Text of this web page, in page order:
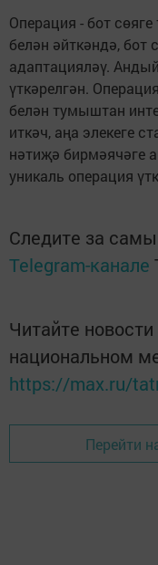
Операция - бот
белән әйткәндә, бот
адаптацияләү.
үткәрелгән.
белән тумыштан
иткәч, аңа элекеге
нәтиҗә бирмәячәге
уникаль операция
Следите за
Telegram-канале
Читайте
национальном
https://max.ru/
Перейти